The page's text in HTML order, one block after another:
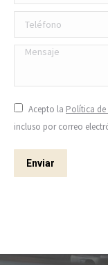
Teléfono
Mensaje
Acepto la Política
incluso por correo
Enviar